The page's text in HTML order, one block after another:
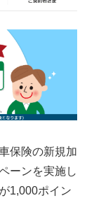
保険の新規加
ーンを実施し
1,000ポイン